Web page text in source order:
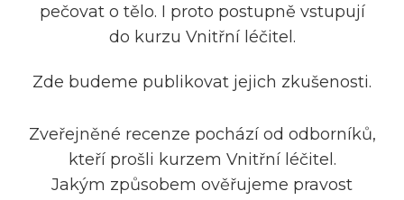
pečovat o tělo. I proto postupně vstupují
do kurzu Vnitřní léčitel.
Zde budeme publikovat jejich zkušenosti.
Zveřejněné recenze pochází od odborníků,
kteří prošli kurzem Vnitřní léčitel.
Jakým způsobem ověřujeme pravost